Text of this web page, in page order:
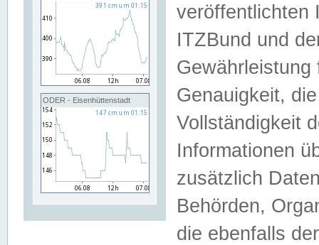
ODER - Eisenhüttenstadt
veröffentlichten
ITZBund und
Genauigkeit,
Vollständigkeit
Informationen
zusätzlich
Behörden,
die ebenfalls